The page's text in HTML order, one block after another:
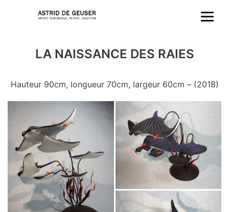
contenuLA NAISSANCE DES RAIES
Hauteur 90cm, longueur 70cm, largeur 60cm – (2018)